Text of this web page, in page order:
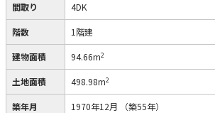
間取り 4DK
階数 1階建
建物面積 94.66m2
土地面積 498.98m2
築年月 1970年12月 （築55年）